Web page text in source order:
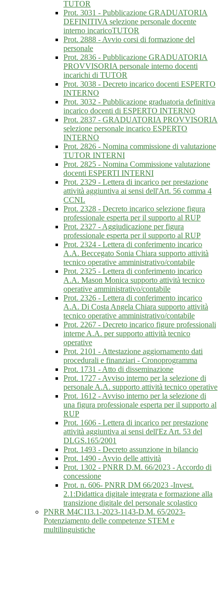
TUTOR
Prot. 3031 - Pubblicazione GRADUATORIA
DEFINITIVA selezione personale docente
interno incaricoTUTOR
Prot. 2888 - Avvio corsi di formazione del
personale
Prot. 2836 - Pubblicazione GRADUATORIA
PROVVISORIA personale interno docenti
incarichi di TUTOR
Prot. 3038 - Decreto incarico docenti ESPERTO
INTERNO
Prot. 3032 - Pubblicazione graduatoria definitiva
incarico docenti di ESPERTO INTERNO
Prot. 2837 - GRADUATORIA PROVVISORIA
selezione personale incarico ESPERTO
INTERNO
Prot. 2826 - Nomina commissione di valutazione
TUTOR INTERNI
Prot. 2825 - Nomina Commissione valutazione
docenti ESPERTI INTERNI
Prot. 2329 - Lettera di incarico per prestazione
attività aggiuntiva ai sensi dell'Art. 56 comma 4
CCNL
Prot. 2328 - Decreto incarico selezione figura
professionale esperta per il supporto al RUP
Prot. 2327 - Aggiudicazione per figura
professionale esperta per il supporto al RUP
Prot. 2324 - Lettera di conferimento incarico
A.A. Beccegato Sonia Chiara supporto attività
tecnico operative amministrativo/contabile
Prot. 2325 - Lettera di conferimento incarico
A.A. Mason Monica supporto attività tecnico
operative amministrativo/contabile
Prot. 2326 - Lettera di conferimento incarico
A.A. Di Costa Angela Chiara supporto attività
tecnico operative amministrativo/contabile
Prot. 2267 - Decreto incarico figure professionali
interne A.A. per supporto attività tecnico
operative
Prot. 2101 - Attestazione aggiornamento dati
procedurali e finanziari - Cronoprogramma
Prot. 1731 - Atto di disseminazione
Prot. 1727 - Avviso interno per la selezione di
personale A.A. supporto attività tecnico operative
Prot. 1612 - Avviso interno per la selezione di
una figura professionale esperta per il supporto al
RUP
Prot. 1606 - Lettera di incarico per prestazione
attività aggiuntiva ai sensi dell'Ez Art. 53 del
DLGS.165/2001
Prot. 1493 - Decreto assunzione in bilancio
Prot. 1490 - Avvio delle attività
Prot. 1302 - PNRR D.M. 66/2023 - Accordo di
concessione
Prot. n. 606- PNRR DM 66/2023 -Invest.
2.1:Didattica digitale integrata e formazione alla
transizione digitale del personale scolastico
PNRR M4C1I3.1-2023-1143-D.M. 65/2023-
Potenziamento delle competenze STEM e
multilinguistiche